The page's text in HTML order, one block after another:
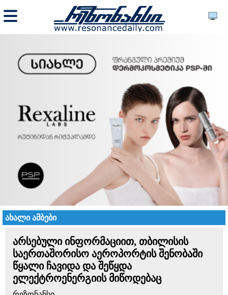
ახალი ამბები
არსებული ინფორმაციით, თბილისის
საერთაშორისო აეროპორტის შენობაში
წყალი ჩავიდა და შეწყდა
ელექტროენერგიის მიწოდებაც